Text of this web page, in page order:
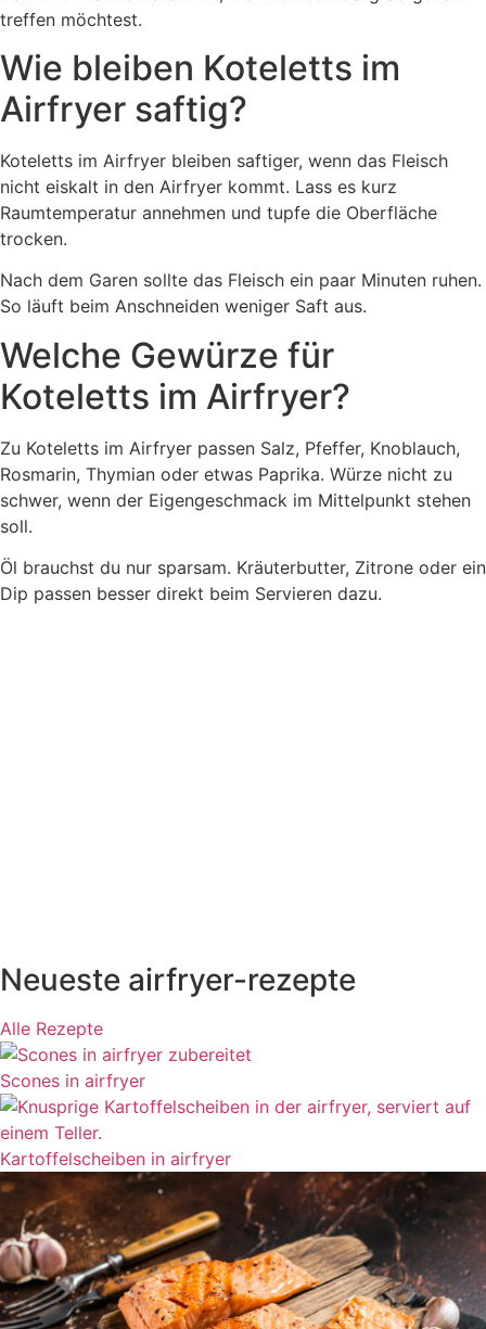
treffen möchtest.
Wie bleiben Koteletts im
Airfryer saftig?
Koteletts im Airfryer bleiben saftiger, wenn das Fleisch
nicht eiskalt in den Airfryer kommt. Lass es kurz
Raumtemperatur annehmen und tupfe die Oberfläche
trocken.
Nach dem Garen sollte das Fleisch ein paar Minuten ruhen.
So läuft beim Anschneiden weniger Saft aus.
Welche Gewürze für
Koteletts im Airfryer?
Zu Koteletts im Airfryer passen Salz, Pfeffer, Knoblauch,
Rosmarin, Thymian oder etwas Paprika. Würze nicht zu
schwer, wenn der Eigengeschmack im Mittelpunkt stehen
soll.
Öl brauchst du nur sparsam. Kräuterbutter, Zitrone oder ein
Dip passen besser direkt beim Servieren dazu.
Neueste airfryer-rezepte
Alle Rezepte
Scones in airfryer
Kartoffelscheiben in airfryer